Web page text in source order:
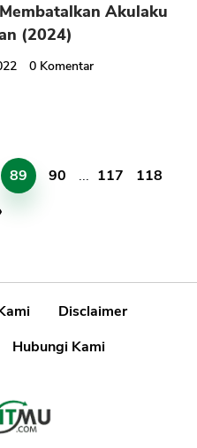
Akulaku
(2024)
0 Komentar
89 90 ... 117
118
Disclaimer
Hubungi Kami